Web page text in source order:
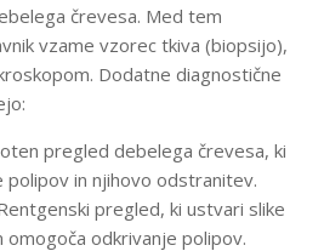
črevesa. Med tem
vzame vzorec tkiva (biopsijo),
Dodatne diagnostične
pregled debelega črevesa, ki
polipov in njihovo odstranitev.
pregled, ki ustvari slike
odkrivanje polipov.